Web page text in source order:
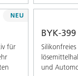
für
NEU
BYK-399
und